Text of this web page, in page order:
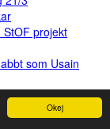
Okej
projekt
som Usain
Albyfriluftsgård